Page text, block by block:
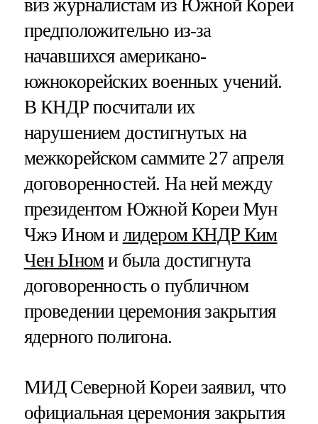
виз журналистам из Южной Кореи
предположительно из-за
начавшихся американо-
южнокорейских военных учений.
В КНДР посчитали их
нарушением достигнутых на
межкорейском саммите 27 апреля
договоренностей. На ней между
президентом Южной Кореи Мун
Чжэ Ином и лидером КНДР Ким
Чен Ыноми была достигнута
договоренность о публичном
проведении церемония закрытия
ядерного полигона.
МИД Северной Кореи заявил, что
официальная церемония закрытия